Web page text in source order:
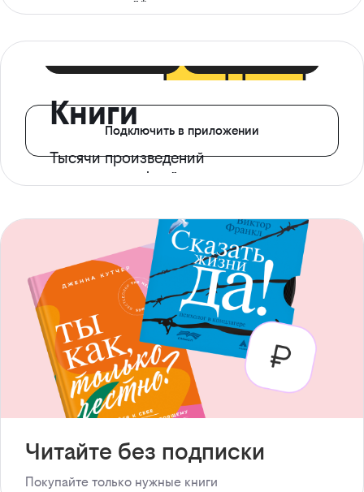
ограничений*
Книги
Тысячи произведений
с доступом офлайн
Подключить в приложении
Читайте без подписки
Покупайте только нужные книги